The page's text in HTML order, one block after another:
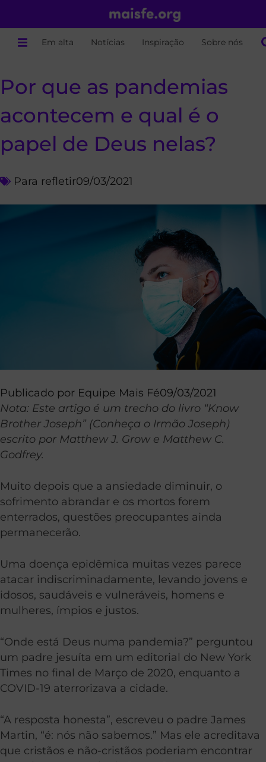
Em alta Notícias Inspiração Sobre nós
Por que as pandemias
acontecem e qual é o
papel de Deus nelas?
Para refletir09/03/2021
Publicado por Equipe Mais Fé09/03/2021
Nota: Este artigo é um trecho do livro “Know
Brother Joseph” (Conheça o Irmão Joseph)
escrito por Matthew J. Grow e Matthew C.
Godfrey.
Muito depois que a ansiedade diminuir, o
sofrimento abrandar e os mortos forem
enterrados, questões preocupantes ainda
permanecerão.
Uma doença epidêmica muitas vezes parece
atacar indiscriminadamente, levando jovens e
idosos, saudáveis e vulneráveis, homens e
mulheres, ímpios e justos.
“Onde está Deus numa pandemia?” perguntou
um padre jesuíta em um editorial do New York
Times no final de Março de 2020, enquanto a
COVID-19 aterrorizava a cidade.
“A resposta honesta”, escreveu o padre James
Martin, “é: nós não sabemos.” Mas ele acreditava
que cristãos e não-cristãos poderiam encontrar